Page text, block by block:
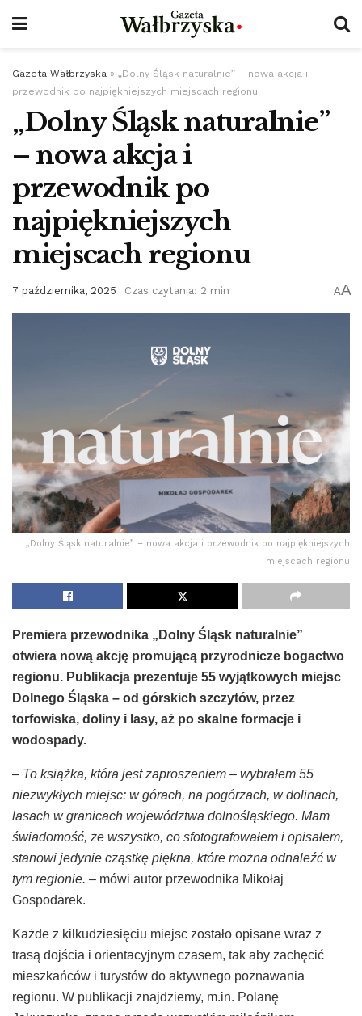
Gazeta Wałbrzyska » „Dolny Śląsk naturalnie” – nowa akcja i
przewodnik po najpiękniejszych miejscach regionu
„Dolny Śląsk naturalnie”
– nowa akcja i
przewodnik po
najpiękniejszych
miejscach regionu
7 października, 2025 Czas czytania: 2 min AA
„Dolny Śląsk naturalnie” – nowa akcja i przewodnik po najpiękniejszych
miejscach regionu
Premiera przewodnika „Dolny Śląsk naturalnie”
otwiera nową akcję promującą przyrodnicze bogactwo
regionu. Publikacja prezentuje 55 wyjątkowych miejsc
Dolnego Śląska – od górskich szczytów, przez
torfowiska, doliny i lasy, aż po skalne formacje i
wodospady.
– To książka, która jest zaproszeniem – wybrałem 55
niezwykłych miejsc: w górach, na pogórzach, w dolinach,
lasach w granicach województwa dolnośląskiego. Mam
świadomość, że wszystko, co sfotografowałem i opisałem,
stanowi jedynie cząstkę piękna, które można odnaleźć w
tym regionie. – mówi autor przewodnika Mikołaj
Gospodarek.
Każde z kilkudziesięciu miejsc zostało opisane wraz z
trasą dojścia i orientacyjnym czasem, tak aby zachęcić
mieszkańców i turystów do aktywnego poznawania
regionu. W publikacji znajdziemy, m.in. Polanę